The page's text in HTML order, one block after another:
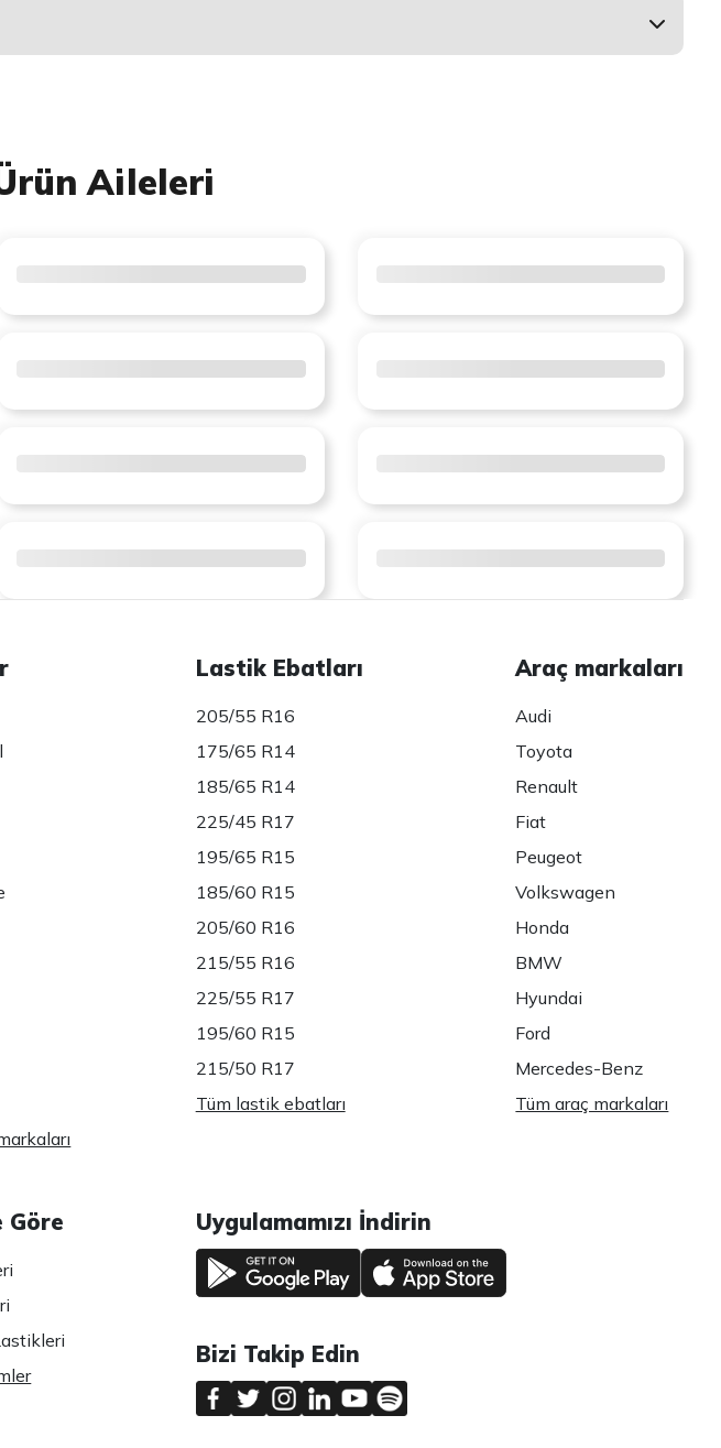
Aileleri
Lastik Ebatları
205/55 R16
175/65 R14
185/65 R14
225/45 R17
195/65 R15
185/60 R15
205/60 R16
215/55 R16
225/55 R17
195/60 R15
215/50 R17
Tüm lastik ebatları
Araç markaları
Audi
Toyota
Renault
Fiat
Peugeot
Volkswagen
Honda
BMW
Hyundai
Ford
Mercedes-Benz
Tüm araç markaları
Göre Uygulamamızı İndirin
Bizi Takip Edin